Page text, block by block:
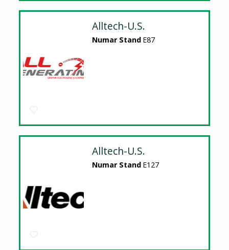
Alltech-U.S.
Numar Stand E87
Alltech-U.S.
Numar Stand E127